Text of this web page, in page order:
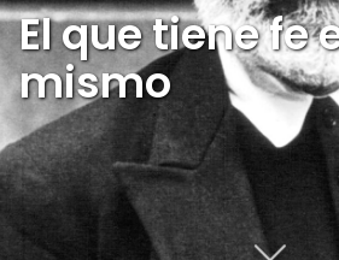
El que tiene fe
mismo